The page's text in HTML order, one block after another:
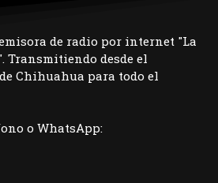
de radio por internet "La
Transmitiendo desde el
Chihuahua para todo el
o WhatsApp: